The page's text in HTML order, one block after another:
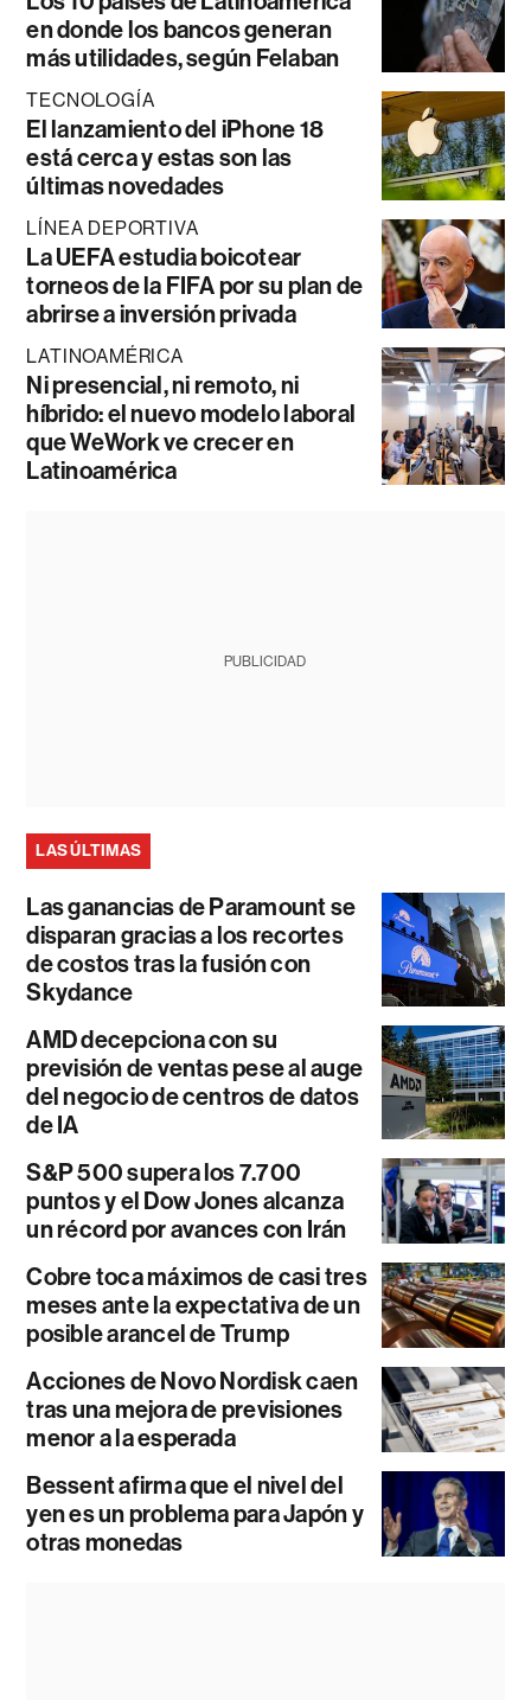
en donde los bancos generan
más utilidades, según Felaban
TECNOLOGÍA
El lanzamiento del iPhone 18
está cerca y estas son las
últimas novedades
LÍNEA DEPORTIVA
La UEFA estudia boicotear
torneos de la FIFA por su plan de
abrirse a inversión privada
LATINOAMÉRICA
Ni presencial, ni remoto, ni
híbrido: el nuevo modelo laboral
que WeWork ve crecer en
Latinoamérica
PUBLICIDAD
LAS ÚLTIMAS
Las ganancias de Paramount se
disparan gracias a los recortes
de costos tras la fusión con
Skydance
AMD decepciona con su
previsión de ventas pese al auge
del negocio de centros de datos
de IA
S&P 500 supera los 7.700
puntos y el Dow Jones alcanza
un récord por avances con Irán
Cobre toca máximos de casi tres
meses ante la expectativa de un
posible arancel de Trump
Acciones de Novo Nordisk caen
tras una mejora de previsiones
menor a la esperada
Bessent afirma que el nivel del
yen es un problema para Japón y
otras monedas